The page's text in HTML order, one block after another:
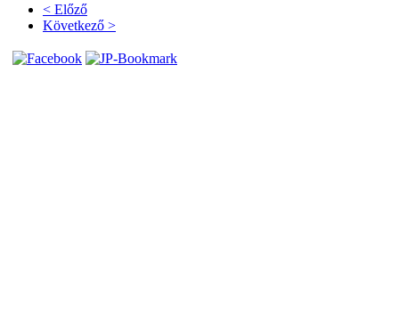
< Előző
Következő >